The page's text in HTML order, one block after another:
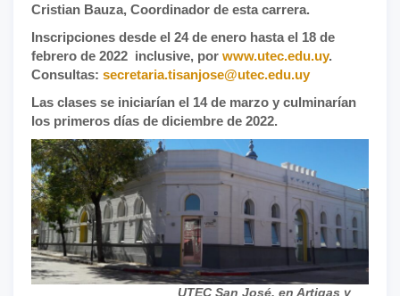
Cristian Bauza, Coordinador de esta carrera.
Inscripciones desde el 24 de enero hasta el 18 de
febrero de 2022 inclusive, por www.utec.edu.uy.
Consultas: secretaria.tisanjose@utec.edu.uy
Las clases se iniciarían el 14 de marzo y culminarían
los primeros días de diciembre de 2022.
UTEC San José, en Artigas y